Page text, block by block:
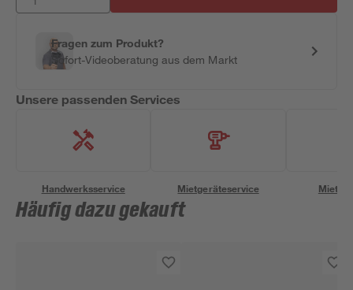
Fragen zum Produkt?
Sofort-Videoberatung aus dem Markt
Unsere passenden Services
Handwerksservice Mietgeräteservice
Häufig dazu gekauft